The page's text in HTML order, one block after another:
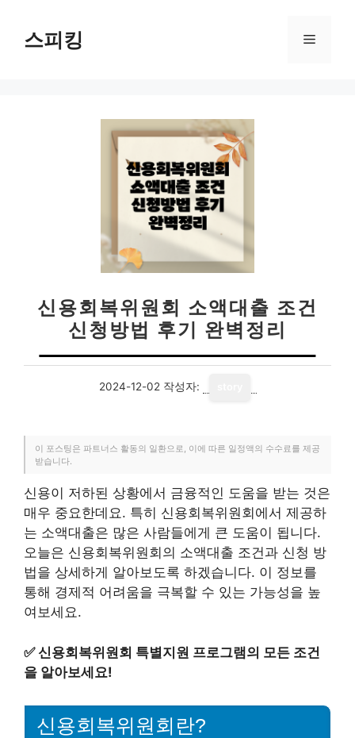
스피킹 메
신용회복위원회 소액대출 조건
신청방법 후기 완벽정리
2024-12-02 작성자:
이 포스팅은 파트너스 활동의 일환으로, 이에 따른 일정액의 수수료를 제공
받습니다.
신용이 저하된 상황에서 금융적인 도움을 받는 것은
매우 중요한데요. 특히 신용회복위원회에서 제공하
는 소액대출은 많은 사람들에게 큰 도움이 됩니다.
오늘은 신용회복위원회의 소액대출 조건과 신청 방
법을 상세하게 알아보도록 하겠습니다. 이 정보를
통해 경제적 어려움을 극복할 수 있는 가능성을 높
여보세요.
✅신용회복위원회 특별지원 프로그램의 모든 조건
을 알아보세요!
신용회복위원회란?